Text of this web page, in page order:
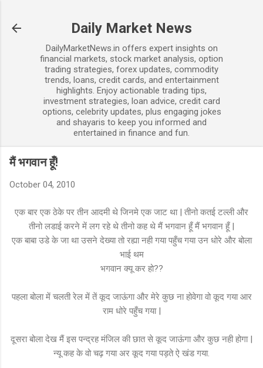
Daily Market News
DailyMarketNews.in offers expert insights on
financial markets, stock market analysis, option
trading strategies, forex updates, commodity
trends, loans, credit cards, and entertainment
highlights. Enjoy actionable trading tips,
investment strategies, loan advice, credit card
options, celebrity updates, plus engaging jokes
and shayaris to keep you informed and
entertained in finance and fun.
मैं भगवान हूँ!
October 04, 2010
एक बार एक ठेके पर तीन आदमी थे जिनमे एक जाट था | तीनो कतई टल्ली और
तीनो लडाई करने में लग रहे थे तीनो कह थे मैं भगवान हूँ मैं भगवान हूँ |
एक बाबा उडे के जा था उसने देख्या तो रह्या नही गया पहुँच गया उन धोरे और बोला
भाई थम
भगवान क्यू कर हो??
पहला बोला में चलती रेल में तें कूद जाऊंगा और मेरे कुछ ना होवेगा वो कूद गया आर
राम धोरे पहुँच गया |
दूसरा बोला देख मैं इस पन्द्रह मंजिल की छात से कूद जाऊंगा और कुछ नही होगा |
न्यू कह के वो चढ़ गया अर कूद गया पड़ते ऐ खंड गया.